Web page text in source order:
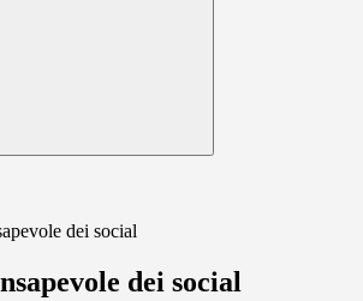
dei social
dei social